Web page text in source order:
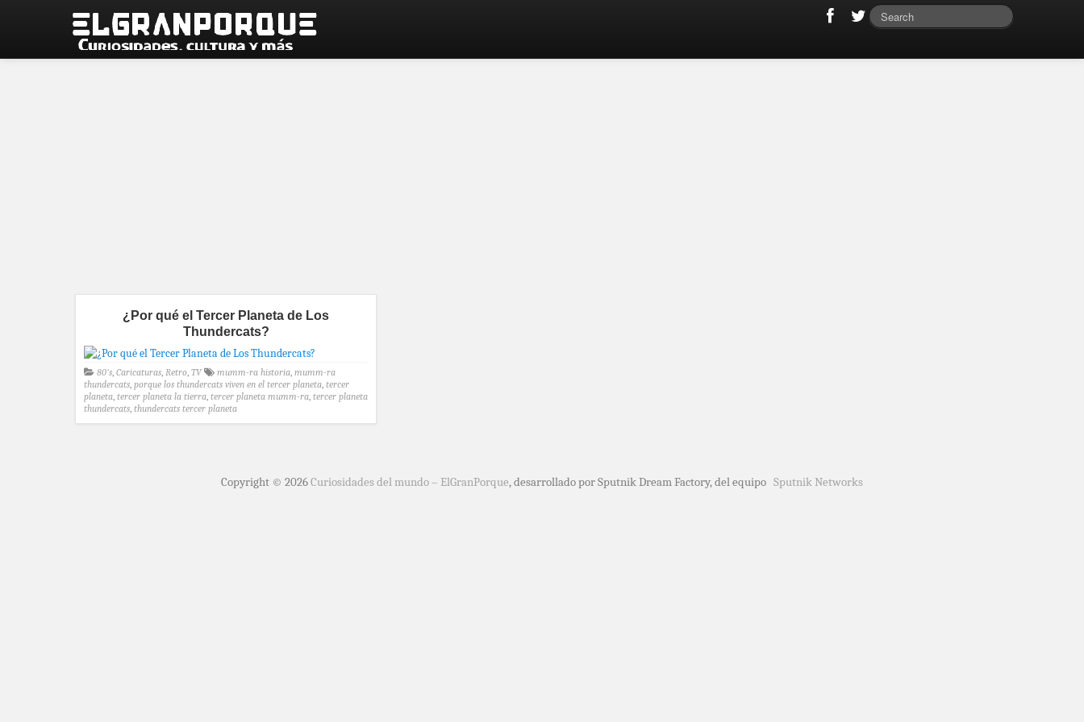
¿Por qué el Tercer Planeta de Los
Thundercats?
80's, Caricaturas, Retro, TV mumm-ra historia, mumm-ra
thundercats, porque los thundercats viven en el tercer planeta, tercer
planeta, tercer planeta la tierra, tercer planeta mumm-ra, tercer planeta
thundercats, thundercats tercer planeta
Copyright © 2026Curiosidades del mundo – ElGranPorque, desarrollado por Sputnik Dream Factory, del equipo Sputnik Networks